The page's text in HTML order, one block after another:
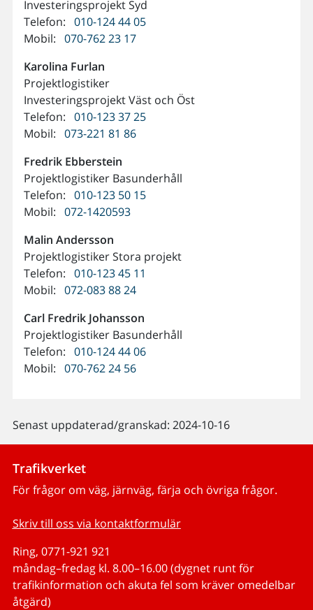
Investeringsprojekt Syd
Telefon: 010-124 44 05
Mobil: 070-762 23 17
Karolina Furlan
Projektlogistiker
Investeringsprojekt Väst och Öst
Telefon: 010-123 37 25
Mobil: 073-221 81 86
Fredrik Ebberstein
Projektlogistiker Basunderhåll
Telefon: 010-123 50 15
Mobil: 072-1420593
Malin Andersson
Projektlogistiker Stora projekt
Telefon: 010-123 45 11
Mobil: 072-083 88 24
Carl Fredrik Johansson
Projektlogistiker Basunderhåll
Telefon: 010-124 44 06
Mobil: 070-762 24 56
Senast uppdaterad/granskad: 2024-10-16
Trafikverket
För frågor om väg, järnväg, färja och övriga frågor.
Skriv till oss via kontaktformulär
Ring, 0771-921 921
måndag–fredag kl. 8.00–16.00 (dygnet runt för
trafikinformation och akuta fel som kräver omedelbar
åtgärd)